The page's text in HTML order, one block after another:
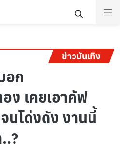
ข่าวบันเทิง
อก
ง เคยเอาคัฟ
นโด่งดัง งานนี้